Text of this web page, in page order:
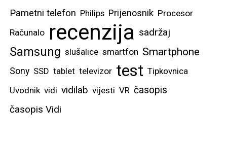
Pametni telefon Philips Prijenosnik Procesor
Računalo recenzija sadržaj
Samsung slušalice smartfon Smartphone
Sony SSD tablet televizor test Tipkovnica
Uvodnik vidi vidilab vijesti VR časopis
časopis Vidi